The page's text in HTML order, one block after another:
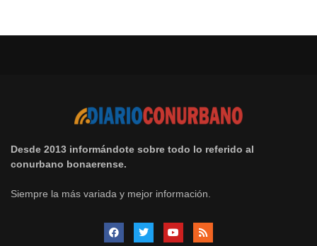
Desde 2013 informándote sobre todo lo referido al
conurbano bonaerense.
Siempre la más variada y mejor información.